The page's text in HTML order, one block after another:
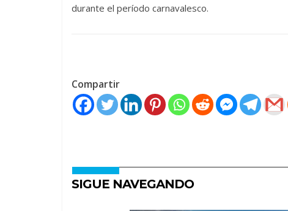
durante el período carnavalesco.
Compartir
SIGUE NAVEGANDO